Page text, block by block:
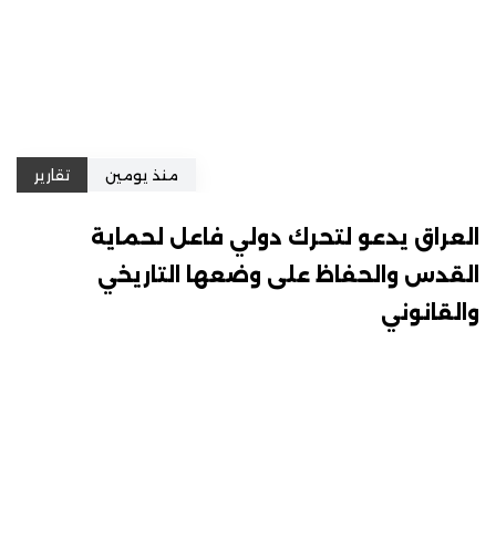
منذ يومين تقارير
العراق يدعو لتحرك دولي فاعل لحماية
القدس والحفاظ على وضعها التاريخي
والقانوني